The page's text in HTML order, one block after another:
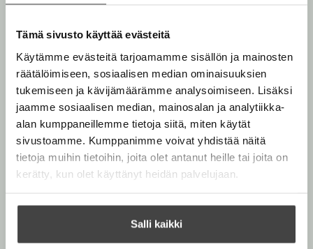
Tämä sivusto käyttää evästeitä
Käytämme evästeitä tarjoamamme sisällön ja mainosten
räätälöimiseen, sosiaalisen median ominaisuuksien
tukemiseen ja kävijämäärämme analysoimiseen. Lisäksi
jaamme sosiaalisen median, mainosalan ja analytiikka-
alan kumppaneillemme tietoja siitä, miten käytät
sivustoamme. Kumppanimme voivat yhdistää näitä
tietoja muihin tietoihin, joita olet antanut heille tai joita on
kerätty, kun olet käyttänyt heidän palvelujaan.
Salli kaikki
i
e
h
t
e
e
n
v
l
i
l
e
h
t
e
e
n
t
i
o